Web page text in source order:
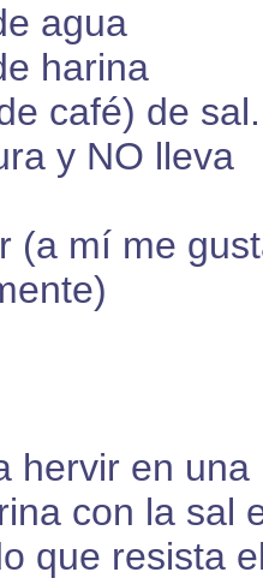
agua
harina
café) de sal.
y NO lleva
(a mí me
hervir en una
con la sal
que resista